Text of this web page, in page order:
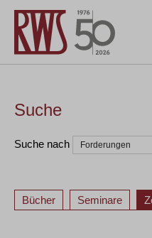
Suche
Suche nach
Bücher Seminare